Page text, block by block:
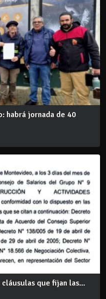
habrá jornada de 40
que fijan las...